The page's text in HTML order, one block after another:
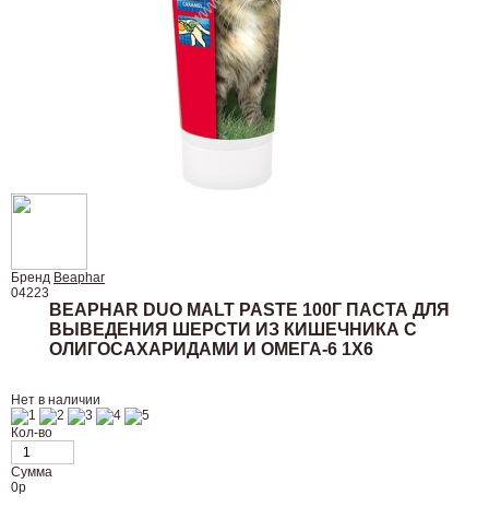
Бренд Beaphar
04223
BEAPHAR DUO MALT PASTE 100Г ПАСТА ДЛЯ
ВЫВЕДЕНИЯ ШЕРСТИ ИЗ КИШЕЧНИКА С
ОЛИГОСАХАРИДАМИ И ОМЕГА-6 1Х6
Нет в наличии
Кол-во
Сумма
0р